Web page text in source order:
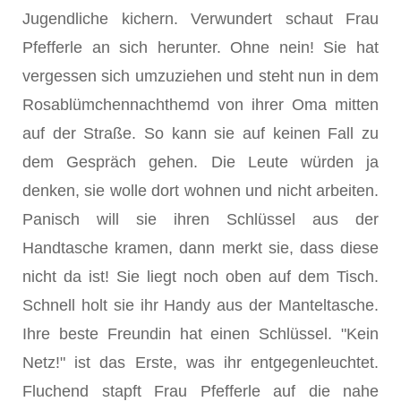
Jugendliche kichern. Verwundert schaut Frau
Pfefferle an sich herunter. Ohne nein! Sie hat
vergessen sich umzuziehen und steht nun in dem
Rosablümchennachthemd von ihrer Oma mitten
auf der Straße. So kann sie auf keinen Fall zu
dem Gespräch gehen. Die Leute würden ja
denken, sie wolle dort wohnen und nicht arbeiten.
Panisch will sie ihren Schlüssel aus der
Handtasche kramen, dann merkt sie, dass diese
nicht da ist! Sie liegt noch oben auf dem Tisch.
Schnell holt sie ihr Handy aus der Manteltasche.
Ihre beste Freundin hat einen Schlüssel. "Kein
Netz!" ist das Erste, was ihr entgegenleuchtet.
Fluchend stapft Frau Pfefferle auf die nahe